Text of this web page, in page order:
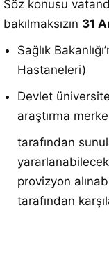
Söz konusu
bakılmaksızın 31
Sağlık
Hastaneleri)
Devlet
araştırma
tarafından
provizyon
tarafından